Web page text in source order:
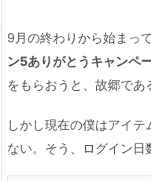
9月の終わりから始まっ
ン5ありがとうキャンペー
をもらおうと、故郷であ
しかし現在の僕はアイ
ない。そう、ログイン日